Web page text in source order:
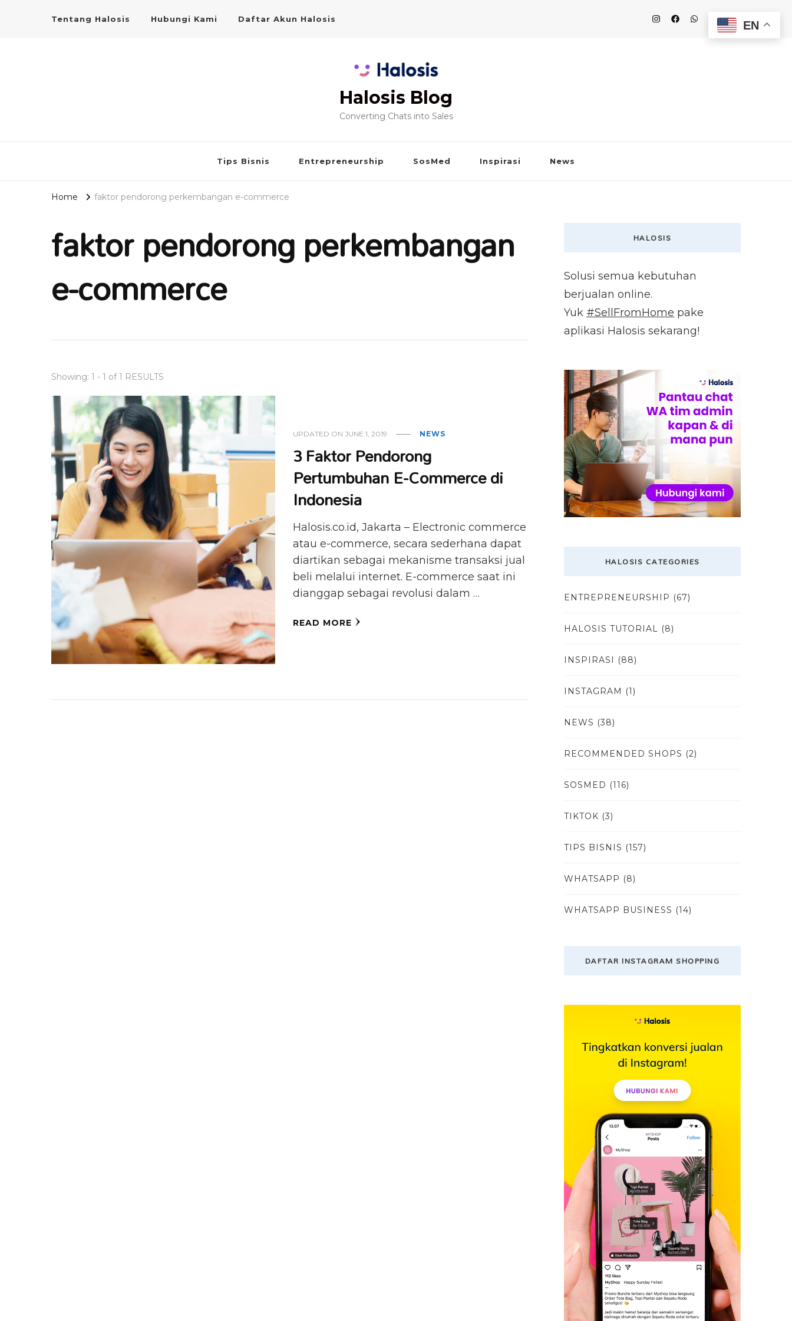
Tentang Halosis Hubungi Kami Daftar Akun Halosis
Halosis Blog
Converting Chats into Sales
Tips Bisnis Entrepreneurship SosMed Inspirasi News
Home faktor pendorong perkembangan e-commerce
faktor pendorong perkembangan
e-commerce
Showing: 1 - 1 of 1 RESULTS
UPDATED ONJUNE 1, 2019 NEWS
3 Faktor Pendorong
Pertumbuhan E-Commerce di
Indonesia
Halosis.co.id, Jakarta – Electronic commerce
atau e-commerce, secara sederhana dapat
diartikan sebagai mekanisme transaksi jual
beli melalui internet. E-commerce saat ini
dianggap sebagai revolusi dalam …
READ MORE
HALOSIS
Solusi semua kebutuhan
berjualan online.
Yuk #SellFromHome pake
aplikasi Halosis sekarang!
HALOSIS CATEGORIES
ENTREPRENEURSHIP (67)
HALOSIS TUTORIAL (8)
INSPIRASI (88)
INSTAGRAM (1)
NEWS (38)
RECOMMENDED SHOPS (2)
SOSMED (116)
TIKTOK (3)
TIPS BISNIS (157)
WHATSAPP (8)
WHATSAPP BUSINESS (14)
DAFTAR INSTAGRAM SHOPPING
EN